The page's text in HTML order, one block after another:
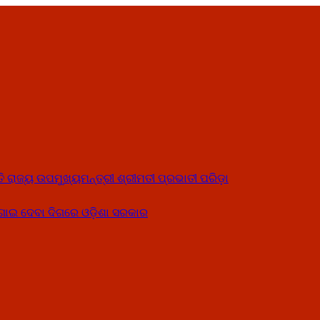
ଉପମୁଖ୍ୟମନ୍ତ୍ରୀ ଶ୍ରୀମତୀ ପ୍ରଭାତୀ ପରିଡ଼ା
ଦେବା ଦିଗରେ ଓଡ଼ିଶା ସରକାର